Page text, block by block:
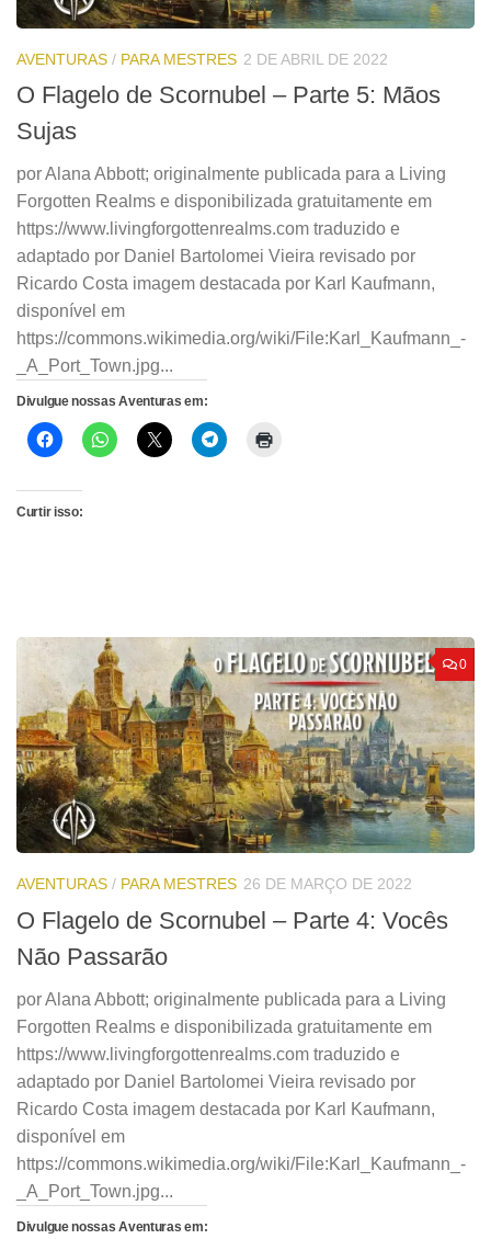
AVENTURAS / PARA MESTRES 2 DE ABRIL DE 2022
O Flagelo de Scornubel – Parte 5: Mãos
Sujas
por Alana Abbott; originalmente publicada para a Living
Forgotten Realms e disponibilizada gratuitamente em
https://www.livingforgottenrealms.com traduzido e
adaptado por Daniel Bartolomei Vieira revisado por
Ricardo Costa imagem destacada por Karl Kaufmann,
disponível em
https://commons.wikimedia.org/wiki/File:Karl_Kaufmann_-
_A_Port_Town.jpg...
Divulgue nossas Aventuras em:
Curtir isso:
0
AVENTURAS / PARA MESTRES 26 DE MARÇO DE 2022
O Flagelo de Scornubel – Parte 4: Vocês
Não Passarão
por Alana Abbott; originalmente publicada para a Living
Forgotten Realms e disponibilizada gratuitamente em
https://www.livingforgottenrealms.com traduzido e
adaptado por Daniel Bartolomei Vieira revisado por
Ricardo Costa imagem destacada por Karl Kaufmann,
disponível em
https://commons.wikimedia.org/wiki/File:Karl_Kaufmann_-
_A_Port_Town.jpg...
Divulgue nossas Aventuras em: